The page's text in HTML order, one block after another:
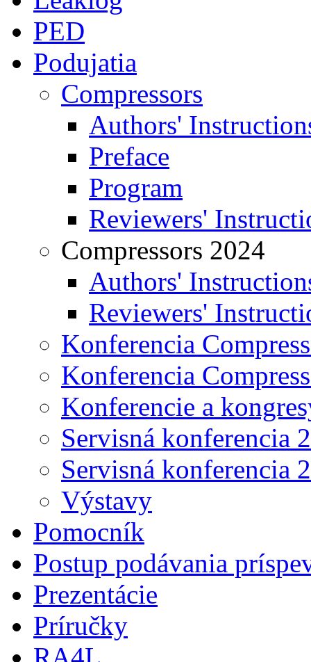
PED
Podujatia
Compressors
Authors'
Preface
Program
Reviewers'
Compressors 2024
Authors'
Reviewers'
Konferencia
Konferencia
Konferencie a
Servisná konferencia
Servisná konferencia
Výstavy
Pomocník
Postup podávania
Prezentácie
Príručky